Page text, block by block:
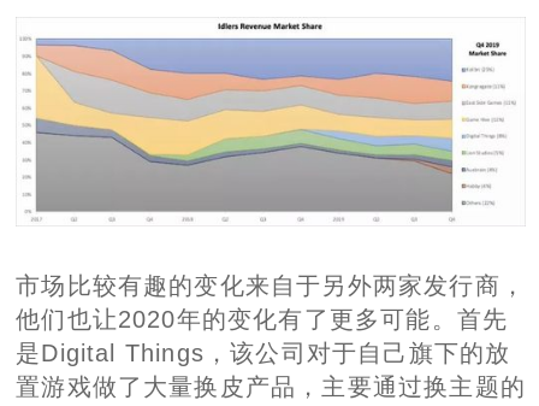
市场比较有趣的变化来自于另外两家发行商，
他们也让2020年的变化有了更多可能。首先
是Digital Things，该公司对于自己旗下的放
置游戏做了大量换皮产品，主要通过换主题的